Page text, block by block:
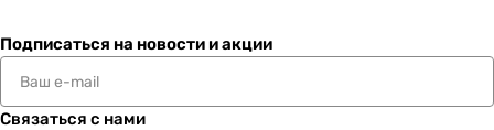
Подписаться на новости и акции
Связаться с нами